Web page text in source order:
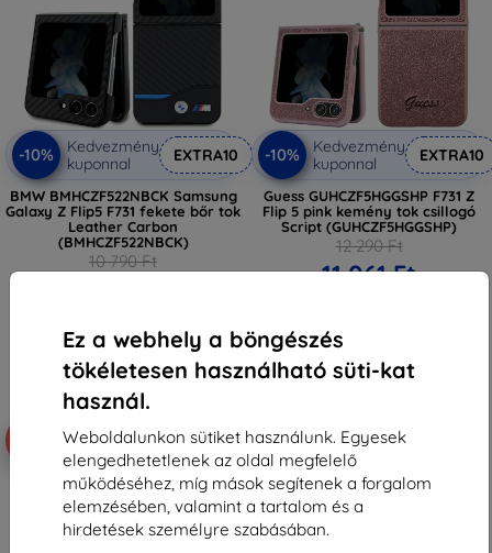
Ez a webhely a böngészés
tökéletesen használható süti-kat
használ.
Weboldalunkon sütiket használunk. Egyesek
elengedhetetlenek az oldal megfelelő
működéséhez, míg mások segítenek a forgalom
elemzésében, valamint a tartalom és a
hirdetések személyre szabásában.
-10%
Kedvezmény
kuponnal
EXTRA10
BMW BMHCZF522NBCK Samsung
Galaxy Z Flip5 F731 fekete bőr tok
Leather Carbon
(BMHCZF522NBCK)
10 790 Ft
-10%
Kedvezmény
kuponnal
EXTRA10
Guess GUHCZF5HGGSHP F731 Z
Flip 5 pink kemény tok csillogó
Script (GUHCZF5HGGSHP)
12 290 Ft
11 061 Ft
-10%